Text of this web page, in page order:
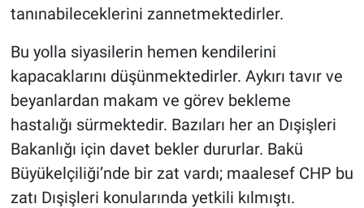
tanınabileceklerini zannetmektedirler.
Bu yolla siyasilerin hemen kendilerini
kapacaklarını düşünmektedirler. Aykırı tavır ve
beyanlardan makam ve görev bekleme
hastalığı sürmektedir. Bazıları her an Dışişleri
Bakanlığı için davet bekler dururlar. Bakü
Büyükelçiliği’nde bir zat vardı; maalesef CHP bu
zatı Dışişleri konularında yetkili kılmıştı.